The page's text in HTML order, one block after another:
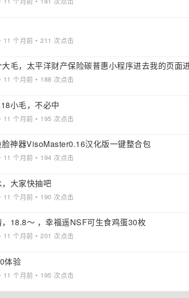
11 个月前 • 211 次点击
毛，太平洋财产保险碳普惠小程序进去我的页面
11 个月前 • 188 次点击
小毛，不必中
11 个月前 • 195 次点击
神器VisoMaster0.16汉化版一键整合包
11 个月前 • 194 次点击
大家快抽吧
11 个月前 • 190 次点击
18.8～ ，幸福遥NSF可生食鸡蛋30枚
11 个月前 • 201 次点击
体验
11 个月前 • 195 次点击